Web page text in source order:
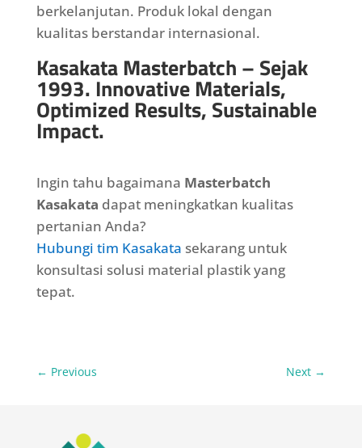
berkelanjutan. Produk lokal dengan
kualitas berstandar internasional.
Kasakata Masterbatch – Sejak
1993. Innovative Materials,
Optimized Results, Sustainable
Impact.
Ingin tahu bagaimana Masterbatch
Kasakata dapat meningkatkan kualitas
pertanian Anda?
Hubungi tim Kasakata sekarang untuk
konsultasi solusi material plastik yang
tepat.
← Previous Next →